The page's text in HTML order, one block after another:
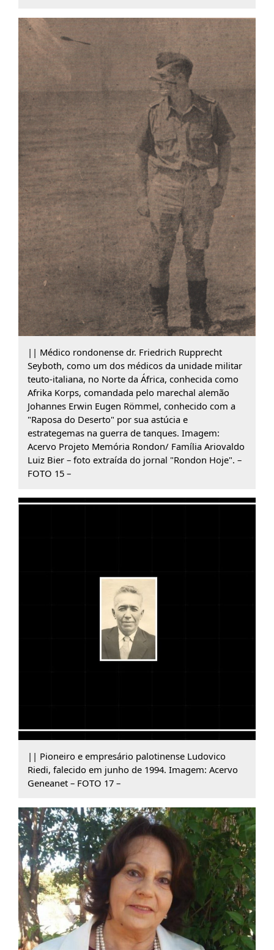
|| Médico rondonense dr. Friedrich Rupprecht
Seyboth, como um dos médicos da unidade militar
teuto-italiana, no Norte da África, conhecida como
Afrika Korps, comandada pelo marechal alemão
Johannes Erwin Eugen Römmel, conhecido com a
"Raposa do Deserto" por sua astúcia e
estrategemas na guerra de tanques. Imagem:
Acervo Projeto Memória Rondon/ Família Ariovaldo
Luiz Bier – foto extraída do jornal "Rondon Hoje". –
FOTO 15 –
|| Pioneiro e empresário palotinense Ludovico
Riedi, falecido em junho de 1994. Imagem: Acervo
Geneanet – FOTO 17 –